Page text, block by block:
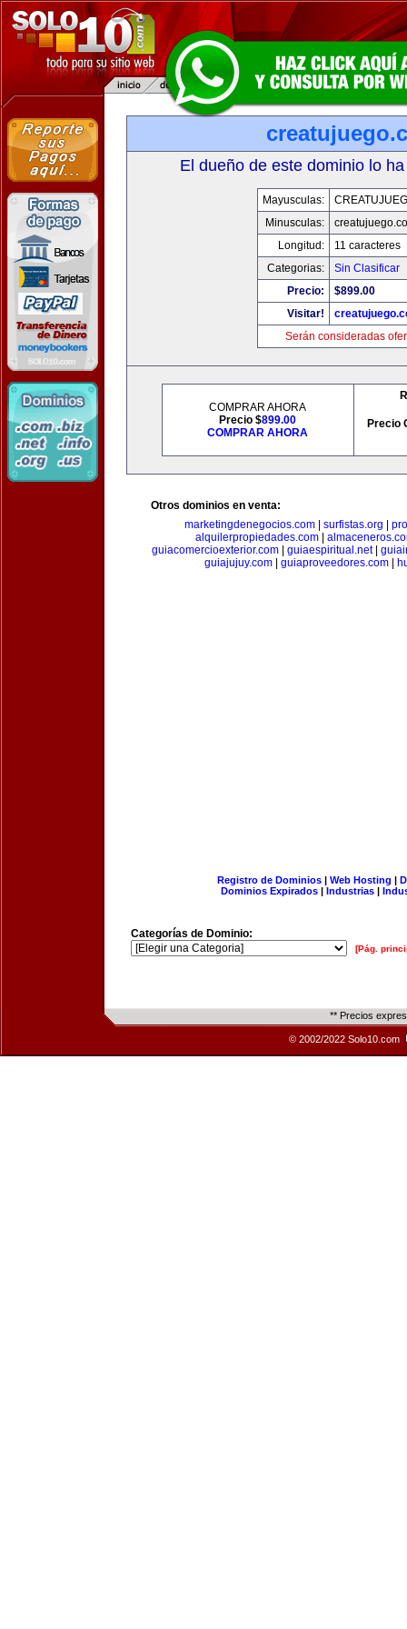
El dueño de este dominio lo
Mayusculas:
Minusculas:
Longitud:
11 caracteres
Categorias:
Sin Clasificar
Precio:
$899.00
Visitar!
Serán consideradas
COMPRAR AHORA
Precio $899.00
COMPRAR AHORA
Precio
Otros dominios en venta:
marketingdenegocios.com| surfistas.org
alquilerpropiedades.com
guiacomercioexterior.com| guiaespiritual.net|
guiajujuy.com| guiaproveedores.com|
Registro de Dominios| Web Hosting |
Dominios Expirados | Industrias |
Categorías de Dominio:
[Pág.
** Precios
© 2002/2022 Solo10.com